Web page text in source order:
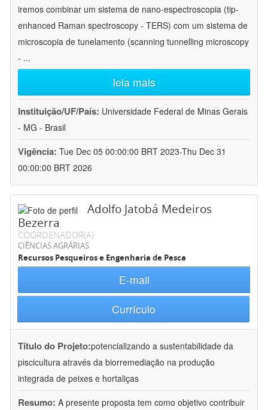
iremos combinar um sistema de nano-espectroscopia (tip-
enhanced Raman spectroscopy - TERS) com um sistema de
microscopia de tunelamento (scanning tunnelling microscopy
- ...
leia mais
Instituição/UF/País: Universidade Federal de Minas Gerais
- MG - Brasil
Vigência: Tue Dec 05 00:00:00 BRT 2023-Thu Dec 31
00:00:00 BRT 2026
Adolfo Jatobá Medeiros
Bezerra
COORDENADOR(A)
CIÊNCIAS AGRÁRIAS
Recursos Pesqueiros e Engenharia de Pesca
E-mail
Currículo
Título do Projeto:potencializando a sustentabilidade da
piscicultura através da biorremediação na produção
integrada de peixes e hortaliças
Resumo: A presente proposta tem como objetivo contribuir